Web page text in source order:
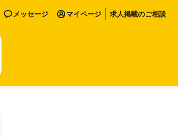
メッセージ マイページ 求人掲載のご相談